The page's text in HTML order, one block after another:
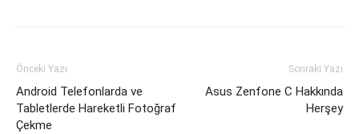
Önceki Yazı
Android Telefonlarda ve
Tabletlerde Hareketli Fotoğraf
Çekme
Sonraki Yazı
Asus Zenfone C Hakkında
Herşey